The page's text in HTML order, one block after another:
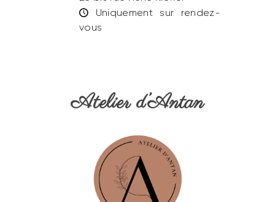
Uniquement sur rendez-
vous
Atelier d’Antan